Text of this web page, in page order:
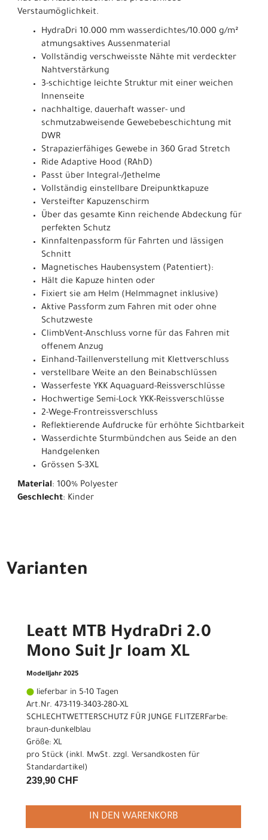
Verstaumöglichkeit.
HydraDri 10.000 mm wasserdichtes/10.000 g/m²
atmungsaktives Aussenmaterial
Vollständig verschweisste Nähte mit verdeckter
Nahtverstärkung
3-schichtige leichte Struktur mit einer weichen
Innenseite
nachhaltige, dauerhaft wasser- und
schmutzabweisende Gewebebeschichtung mit
DWR
Strapazierfähiges Gewebe in 360 Grad Stretch
Ride Adaptive Hood (RAhD)
Passt über Integral-/Jethelme
Vollständig einstellbare Dreipunktkapuze
Versteifter Kapuzenschirm
Über das gesamte Kinn reichende Abdeckung für
perfekten Schutz
Kinnfaltenpassform für Fahrten und lässigen
Schnitt
Magnetisches Haubensystem (Patentiert):
Hält die Kapuze hinten oder
Fixiert sie am Helm (Helmmagnet inklusive)
Aktive Passform zum Fahren mit oder ohne
Schutzweste
ClimbVent-Anschluss vorne für das Fahren mit
offenem Anzug
Einhand-Taillenverstellung mit Klettverschluss
verstellbare Weite an den Beinabschlüssen
Wasserfeste YKK Aquaguard-Reissverschlüsse
Hochwertige Semi-Lock YKK-Reissverschlüsse
2-Wege-Frontreissverschluss
Reflektierende Aufdrucke für erhöhte Sichtbarkeit
Wasserdichte Sturmbündchen aus Seide an den
Handgelenken
Grössen S-3XL
Material: 100% Polyester
Geschlecht: Kinder
Varianten
Leatt MTB HydraDri 2.0
Mono Suit Jr loam XL
Modelljahr 2025
lieferbar in 5-10 Tagen
Art.Nr. 473-119-3403-280-XL
SCHLECHTWETTERSCHUTZ FÜR JUNGE FLITZERFarbe:
braun-dunkelblau
Größe: XL
pro Stück (inkl. MwSt. zzgl. Versandkosten für
Standardartikel)
239,90 CHF
IN DEN WARENKORB